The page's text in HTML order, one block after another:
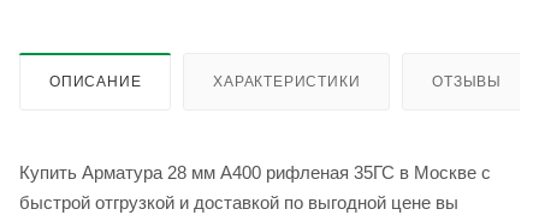
ОПИСАНИЕ ХАРАКТЕРИСТИКИ ОТЗЫВЫ
Купить Арматура 28 мм А400 рифленая 35ГС в Москве с
быстрой отгрузкой и доставкой по выгодной цене вы